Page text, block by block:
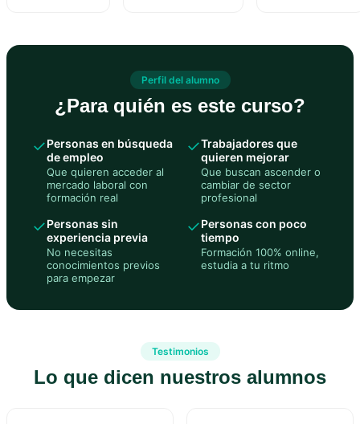
Perfil del alumno
¿Para quién es este curso?
✓Personas en búsqueda
de empleo
Que quieren acceder al
mercado laboral con
formación real
✓Trabajadores que
quieren mejorar
Que buscan ascender o
cambiar de sector
profesional
✓Personas sin
experiencia previa
No necesitas
conocimientos previos
para empezar
✓Personas con poco
tiempo
Formación 100% online,
estudia a tu ritmo
Testimonios
Lo que dicen nuestros alumnos